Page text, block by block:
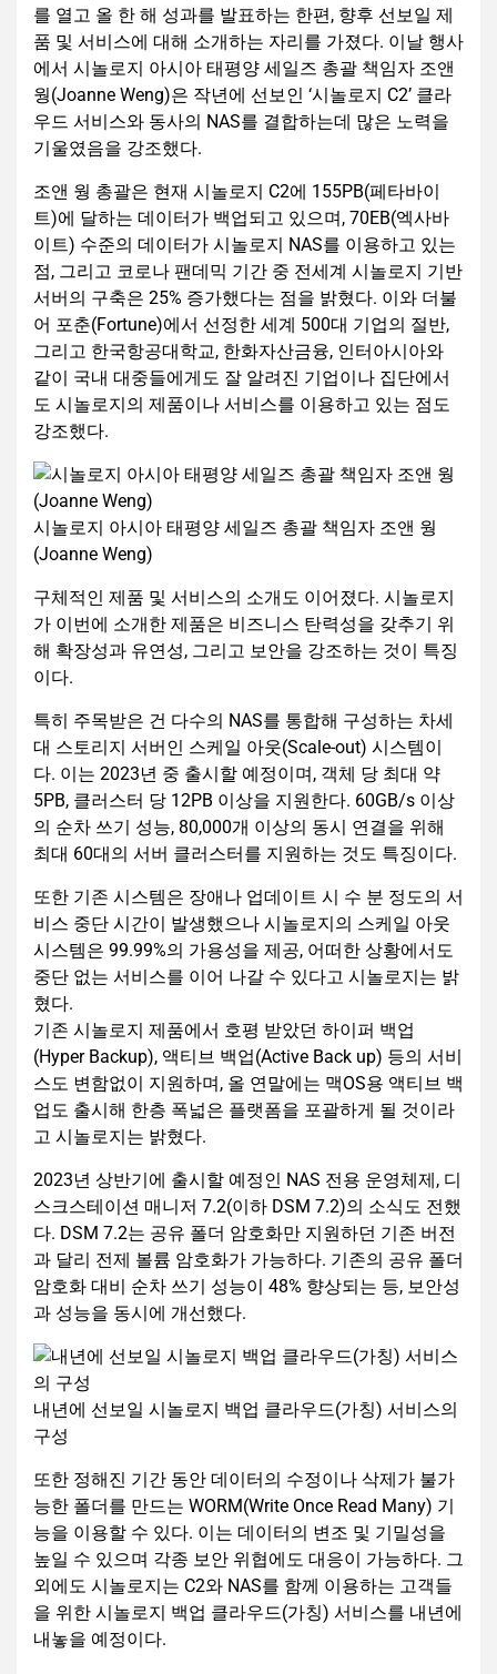
를 열고 올 한 해 성과를 발표하는 한편, 향후 선보일 제
품 및 서비스에 대해 소개하는 자리를 가졌다. 이날 행사
에서 시놀로지 아시아 태평양 세일즈 총괄 책임자 조앤
웡(Joanne Weng)은 작년에 선보인 ‘시놀로지 C2’ 클라
우드 서비스와 동사의 NAS를 결합하는데 많은 노력을
기울였음을 강조했다.
조앤 웡 총괄은 현재 시놀로지 C2에 155PB(페타바이
트)에 달하는 데이터가 백업되고 있으며, 70EB(엑사바
이트) 수준의 데이터가 시놀로지 NAS를 이용하고 있는
점, 그리고 코로나 팬데믹 기간 중 전세계 시놀로지 기반
서버의 구축은 25% 증가했다는 점을 밝혔다. 이와 더불
어 포춘(Fortune)에서 선정한 세계 500대 기업의 절반,
그리고 한국항공대학교, 한화자산금융, 인터아시아와
같이 국내 대중들에게도 잘 알려진 기업이나 집단에서
도 시놀로지의 제품이나 서비스를 이용하고 있는 점도
강조했다.
시놀로지 아시아 태평양 세일즈 총괄 책임자 조앤 웡
(Joanne Weng)
구체적인 제품 및 서비스의 소개도 이어졌다. 시놀로지
가 이번에 소개한 제품은 비즈니스 탄력성을 갖추기 위
해 확장성과 유연성, 그리고 보안을 강조하는 것이 특징
이다.
특히 주목받은 건 다수의 NAS를 통합해 구성하는 차세
대 스토리지 서버인 스케일 아웃(Scale-out) 시스템이
다. 이는 2023년 중 출시할 예정이며, 객체 당 최대 약
5PB, 클러스터 당 12PB 이상을 지원한다. 60GB/s 이상
의 순차 쓰기 성능, 80,000개 이상의 동시 연결을 위해
최대 60대의 서버 클러스터를 지원하는 것도 특징이다.
또한 기존 시스템은 장애나 업데이트 시 수 분 정도의 서
비스 중단 시간이 발생했으나 시놀로지의 스케일 아웃
시스템은 99.99%의 가용성을 제공, 어떠한 상황에서도
중단 없는 서비스를 이어 나갈 수 있다고 시놀로지는 밝
혔다.
기존 시놀로지 제품에서 호평 받았던 하이퍼 백업
(Hyper Backup), 액티브 백업(Active Back up) 등의 서비
스도 변함없이 지원하며, 올 연말에는 맥OS용 액티브 백
업도 출시해 한층 폭넓은 플랫폼을 포괄하게 될 것이라
고 시놀로지는 밝혔다.
2023년 상반기에 출시할 예정인 NAS 전용 운영체제, 디
스크스테이션 매니저 7.2(이하 DSM 7.2)의 소식도 전했
다. DSM 7.2는 공유 폴더 암호화만 지원하던 기존 버전
과 달리 전제 볼륨 암호화가 가능하다. 기존의 공유 폴더
암호화 대비 순차 쓰기 성능이 48% 향상되는 등, 보안성
과 성능을 동시에 개선했다.
내년에 선보일 시놀로지 백업 클라우드(가칭) 서비스의
구성
또한 정해진 기간 동안 데이터의 수정이나 삭제가 불가
능한 폴더를 만드는 WORM(Write Once Read Many) 기
능을 이용할 수 있다. 이는 데이터의 변조 및 기밀성을
높일 수 있으며 각종 보안 위협에도 대응이 가능하다. 그
외에도 시놀로지는 C2와 NAS를 함께 이용하는 고객들
을 위한 시놀로지 백업 클라우드(가칭) 서비스를 내년에
내놓을 예정이다.